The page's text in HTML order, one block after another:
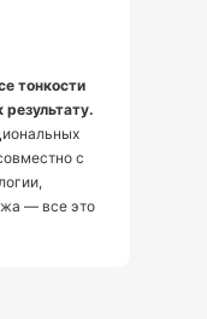
тонкости
с
— все это